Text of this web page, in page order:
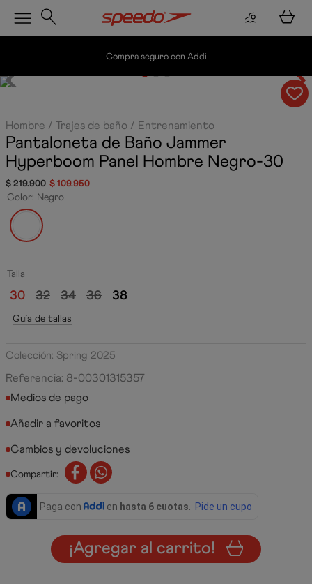
Envío gratis por compras superiores a
Hombre Trajes de baño Entrenamiento
Pantaloneta de Baño Jammer
Hyperboom Panel Hombre Negro-30
$219.900 $ 109.950
Color: Negro
Talla
30 32 34 36 38
Guía de tallas
Colección: Spring 2025
Referencia: 8-00301315357
Medios de pago
Cambios y devoluciones
Compartir:
¡Agregar al carrito!